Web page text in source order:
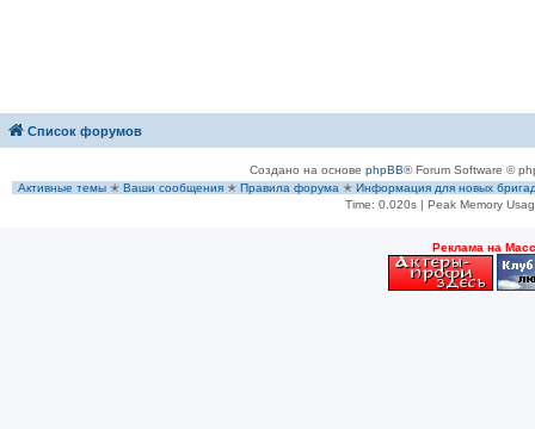
Список форумов
Создано на основе phpBB® Forum Software ©
Активные темы ✭ Ваши сообщения ✭ Правила форума ✭ Информация для новых
Time: 0.020s| Peak Memory
Рeклама на